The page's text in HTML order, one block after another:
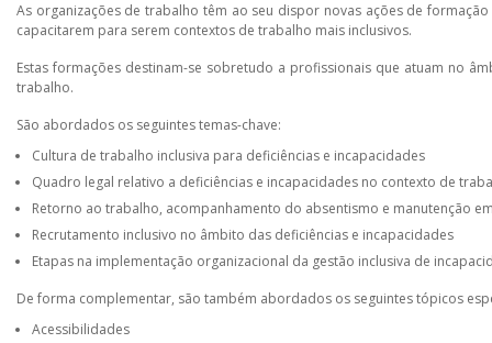
As organizações de trabalho têm ao seu dispor novas ações de
capacitarem para serem contextos de trabalho mais inclusivos.
Estas formações destinam-se sobretudo a profissionais que atuam no
trabalho.
São abordados os seguintes temas-chave:
Cultura de trabalho inclusiva para deficiências e incapacidades
Quadro legal relativo a deficiências e incapacidades no contexto de
Retorno ao trabalho, acompanhamento do absentismo e manutenção
Recrutamento inclusivo no âmbito das deficiências e incapacidades
Etapas na implementação organizacional da gestão inclusiva de
De forma complementar, são também abordados os seguintes tópicos
Acessibilidades